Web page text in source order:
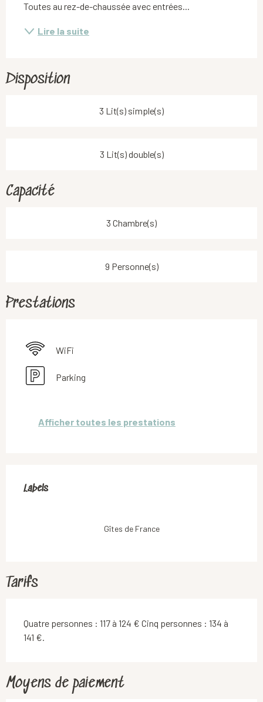
Toutes au rez-de-chaussée avec entrées...
Lire la suite
Disposition
3 Lit(s) simple(s)
3 Lit(s) double(s)
Capacité
3 Chambre(s)
9 Personne(s)
Prestations
WiFi
Parking
Afficher toutes les prestations
Labels
Labels
Gîtes de France
Tarifs
Quatre personnes : 117 à 124 € Cinq personnes : 134 à
141 €.
Moyens de paiement